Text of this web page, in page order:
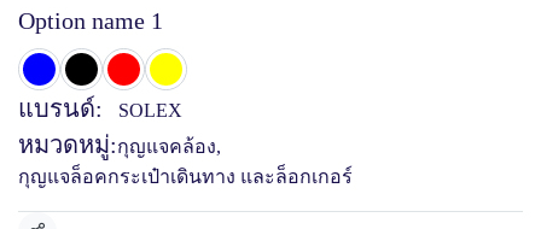
Option name 1
แบรนด์: SOLEX
หมวดหมู่:กุญแจคล้อง,
กุญแจล็อคกระเป๋าเดินทาง และล็อกเกอร์